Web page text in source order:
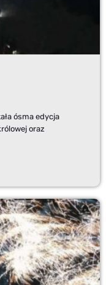
ósma edycja
oraz